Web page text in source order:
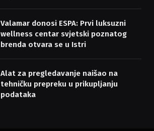
Valamar donosi ESPA: Prvi luksuzni
wellness centar svjetski poznatog
brenda otvara se u Istri
Alat za pregledavanje naišao na
tehničku prepreku u prikupljanju
podataka